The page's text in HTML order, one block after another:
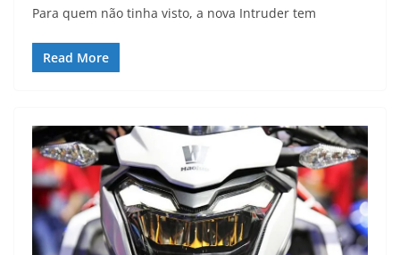
Para quem não tinha visto, a nova Intruder tem
Read More